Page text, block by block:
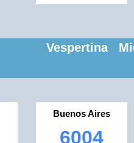
Vespertina
Buenos Aires
6004